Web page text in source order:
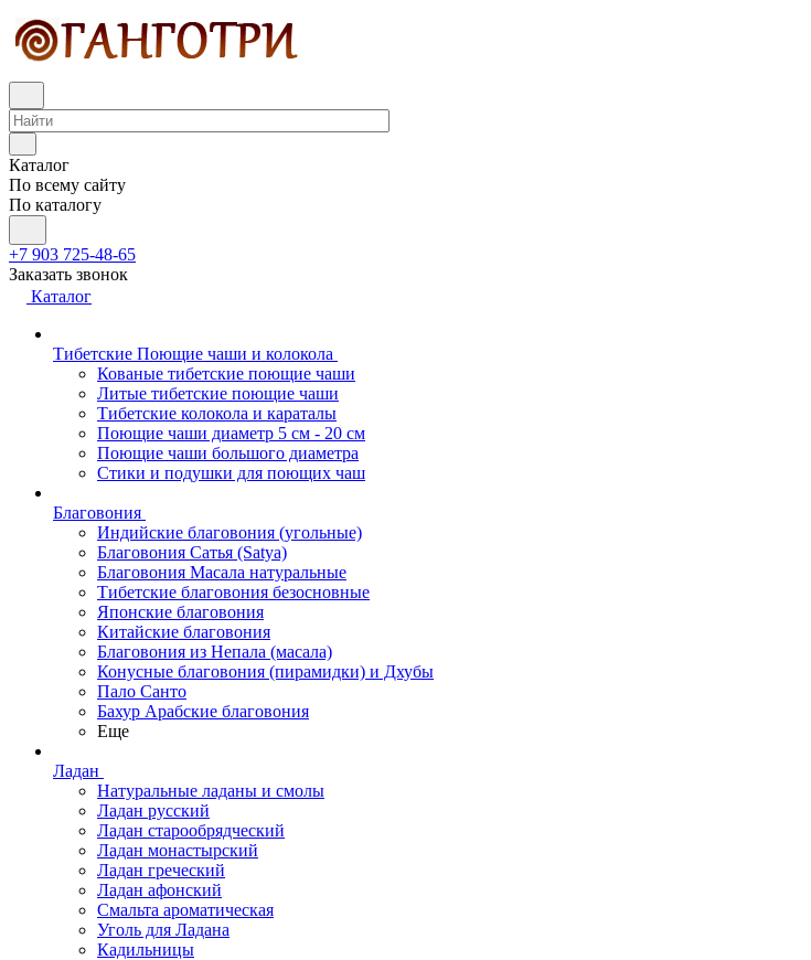
Каталог
По всему сайту
По каталогу
+7 903 725-48-65
Заказать звонок
Каталог
Тибетские Поющие чаши и колокола
Кованые тибетские поющие чаши
Литые тибетские поющие чаши
Тибетские колокола и караталы
Поющие чаши диаметр 5 см - 20 см
Поющие чаши большого диаметра
Стики и подушки для поющих чаш
Благовония
Индийские благовония (угольные)
Благовония Сатья (Satya)
Благовония Масала натуральные
Тибетские благовония безосновные
Японские благовония
Китайские благовония
Благовония из Непала (масала)
Конусные благовония (пирамидки) и Дхубы
Пало Санто
Бахур Арабские благовония
Еще
Ладан
Натуральные ладаны и смолы
Ладан русский
Ладан старообрядческий
Ладан монастырский
Ладан греческий
Ладан афонский
Смальта ароматическая
Уголь для Ладана
Кадильницы